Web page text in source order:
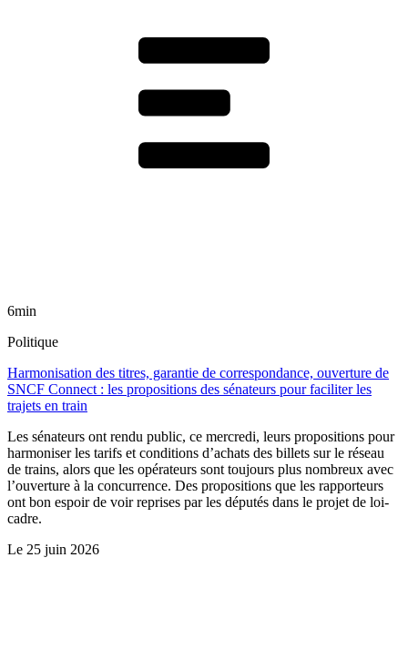
6min
Politique
Harmonisation des titres, garantie de correspondance, ouverture de
SNCF Connect : les propositions des sénateurs pour faciliter les
trajets en train
Les sénateurs ont rendu public, ce mercredi, leurs propositions pour
harmoniser les tarifs et conditions d’achats des billets sur le réseau
de trains, alors que les opérateurs sont toujours plus nombreux avec
l’ouverture à la concurrence. Des propositions que les rapporteurs
ont bon espoir de voir reprises par les députés dans le projet de loi-
cadre.
Le 25 juin 2026